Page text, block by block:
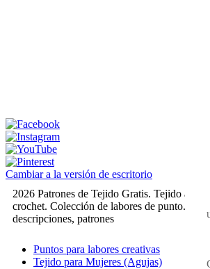
Cambiar a la versión de escritorio
2026 Patrones de Tejido Gratis. Tejido a dos
crochet. Colección de labores de punto.
descripciones, patrones
Puntos para labores creativas
Tejido para Mujeres (Agujas)